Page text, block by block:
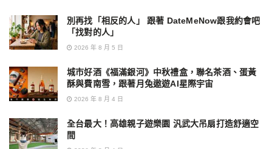
別再找「相反的人」 跟著 DateMeNow跟我約會吧
「找對的人」
2026 年 8 月 5 日
城市好酒《福滿銀河》中秋禮盒，聯名茶酒、蛋黃
酥與費南雪，跟著月兔遨遊AI星際宇宙
2026 年 8 月 4 日
全台最大！高雄親子遊樂園 汎武大吊扇打造舒適空
間